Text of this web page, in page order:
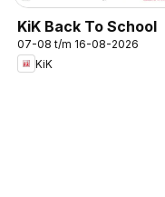
KiK Back To School
07-08 t/m 16-08-2026
KiK